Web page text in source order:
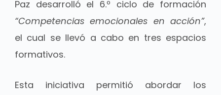
Paz desarrolló el 6.º ciclo de formación
“Competencias emocionales en acción”,
el cual se llevó a cabo en tres espacios
formativos.
Esta iniciativa permitió abordar los